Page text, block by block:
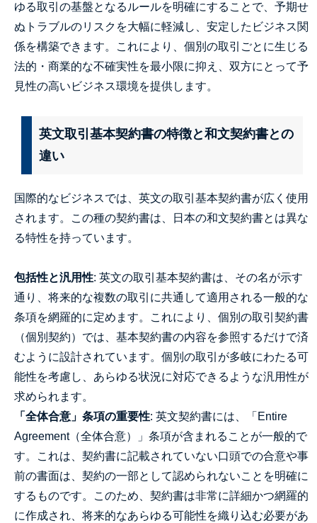
ゆる取引の基盤となるルールを明確にすることで、予期せ
ぬトラブルのリスクを大幅に軽減し、安定したビジネス関
係を構築できます。これにより、個別の取引ごとに生じる
法的・商業的な不確実性を最小限に抑え、双方にとって予
見性の高いビジネス環境を提供します。
英文取引基本契約書の特徴と和文契約書との
違い
国際的なビジネスでは、英文の取引基本契約書が広く使用
されます。この種の契約書は、日本の和文契約書とは異な
る特性を持っています。
包括性と汎用性: 英文の取引基本契約書は、その名が示す
通り、将来的な複数の取引に共通して適用される一般的な
条項を網羅的に定めます。これにより、個別の取引契約書
（個別契約）では、基本契約書の内容を参照するだけで済
むように設計されています。個別の取引が多岐にわたる可
能性を考慮し、あらゆる状況に対応できるような汎用性が
求められます。
「全体合意」条項の重要性: 英文契約書には、「Entire
Agreement（全体合意）」条項が含まれることが一般的で
す。これは、契約書に記載されていない口頭での合意や事
前の書面は、契約の一部として認められないことを明確に
するものです。このため、契約書は非常に詳細かつ網羅的
に作成され、将来的なあらゆる可能性を織り込む必要があ